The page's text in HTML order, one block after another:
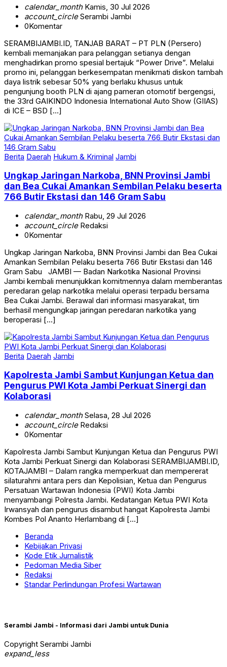
calendar_monthKamis, 30 Jul 2026
account_circleSerambi Jambi
0Komentar
SERAMBIJAMBI.ID, TANJAB BARAT – PT PLN (Persero)
kembali memanjakan para pelanggan setianya dengan
menghadirkan promo spesial bertajuk “Power Drive”. Melalui
promo ini, pelanggan berkesempatan menikmati diskon tambah
daya listrik sebesar 50% yang berlaku khusus untuk
pengunjung booth PLN di ajang pameran otomotif bergengsi,
the 33rd GAIKINDO Indonesia International Auto Show (GIIAS)
di ICE – BSD […]
Berita Daerah Hukum & Kriminal Jambi
Ungkap Jaringan Narkoba, BNN Provinsi Jambi
dan Bea Cukai Amankan Sembilan Pelaku beserta
766 Butir Ekstasi dan 146 Gram Sabu
calendar_monthRabu, 29 Jul 2026
account_circleRedaksi
0Komentar
Ungkap Jaringan Narkoba, BNN Provinsi Jambi dan Bea Cukai
Amankan Sembilan Pelaku beserta 766 Butir Ekstasi dan 146
Gram Sabu JAMBI — Badan Narkotika Nasional Provinsi
Jambi kembali menunjukkan komitmennya dalam memberantas
peredaran gelap narkotika melalui operasi terpadu bersama
Bea Cukai Jambi. Berawal dari informasi masyarakat, tim
berhasil mengungkap jaringan peredaran narkotika yang
beroperasi […]
Berita Daerah Jambi
Kapolresta Jambi Sambut Kunjungan Ketua dan
Pengurus PWI Kota Jambi Perkuat Sinergi dan
Kolaborasi
calendar_monthSelasa, 28 Jul 2026
account_circleRedaksi
0Komentar
Kapolresta Jambi Sambut Kunjungan Ketua dan Pengurus PWI
Kota Jambi Perkuat Sinergi dan Kolaborasi SERAMBIJAMBI.ID,
KOTAJAMBI – Dalam rangka memperkuat dan mempererat
silaturahmi antara pers dan Kepolisian, Ketua dan Pengurus
Persatuan Wartawan Indonesia (PWI) Kota Jambi
menyambangi Polresta Jambi. Kedatangan Ketua PWI Kota
Irwansyah dan pengurus disambut hangat Kapolresta Jambi
Kombes Pol Ananto Herlambang di […]
Beranda
Kebijakan Privasi
Kode Etik Jurnalistik
Pedoman Media Siber
Redaksi
Standar Perlindungan Profesi Wartawan
Serambi Jambi - Informasi dari Jambi untuk Dunia
Copyright Serambi Jambi
expand_less